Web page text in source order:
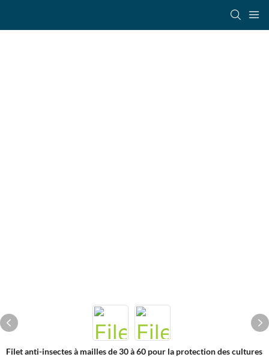
Filet anti-insectes à mailles de 30 à 60 pour la protection des cultures